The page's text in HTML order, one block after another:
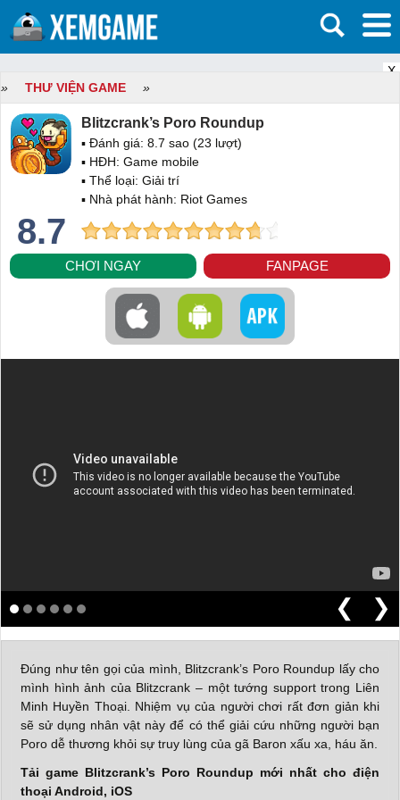
X
»
THƯ VIỆN GAME »
Blitzcrank’s Poro Roundup
▪ Đánh giá: 8.7 sao (23 lượt)
▪ HĐH: Game mobile
▪ Thể loại: Giải trí
▪ Nhà phát hành: Riot Games
8.7
CHƠI NGAY FANPAGE
❮ ❯
Đúng như tên gọi của mình, Blitzcrank’s Poro Roundup lấy cho
mình hình ảnh của Blitzcrank – một tướng support trong Liên
Minh Huyền Thoại. Nhiệm vụ của người chơi rất đơn giản khi
sẽ sử dụng nhân vật này để có thể giải cứu những người bạn
Poro dễ thương khỏi sự truy lùng của gã Baron xấu xa, háu ăn.
Tải game Blitzcrank’s Poro Roundup mới nhất cho điện
thoại Android, iOS